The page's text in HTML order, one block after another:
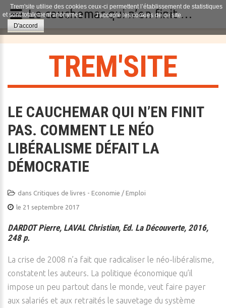
TREM'SITE
LE CAUCHEMAR QUI N’EN FINIT
PAS. COMMENT LE NÉO
LIBÉRALISME DÉFAIT LA
DÉMOCRATIE
dans Critiques de livres - Economie / Emploi
le 21 septembre 2017
DARDOT Pierre, LAVAL Christian, Ed. La Découverte, 2016,
248 p.
La crise de 2008 n’a fait que radicaliser le néo-libéralisme,
constatent les auteurs. La politique économique qu’il
impose un peu partout dans le monde, veut faire payer
aux salariés et aux retraités le sauvetage du système
Trem'site utilise des cookies ceux-ci permettent l’établissement de statistiques
et sont totalement anonymes.
J'accepte les cookies de ce site.
D'accord
Le cauchemar qui n’en finit pas. Comment le néo libéralisme défait la démocratie